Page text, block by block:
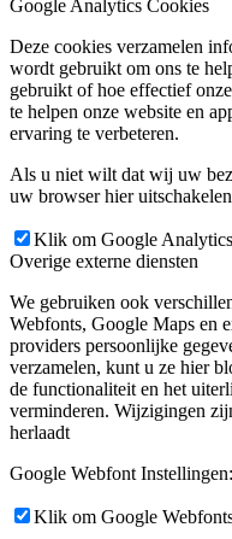
Google Analytics Cookies
Deze cookies verzamelen
wordt gebruikt om ons te
gebruikt of hoe effectief
te helpen onze website en
ervaring te verbeteren.
Als u niet wilt dat wij uw
uw browser hier
Klik om Google
Overige externe diensten
We gebruiken ook
Webfonts, Google Maps en
providers persoonlijke
verzamelen, kunt u ze hier
de functionaliteit en het
verminderen. Wijzigingen
herlaadt
Google Webfont Instellingen:
Klik om Google